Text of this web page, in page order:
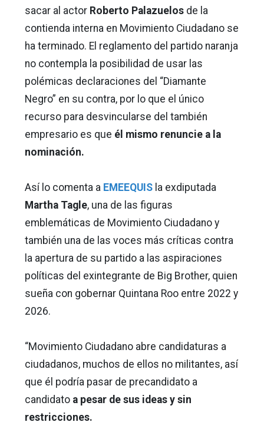
sacar al actor Roberto Palazuelos de la
contienda interna en Movimiento Ciudadano se
ha terminado. El reglamento del partido naranja
no contempla la posibilidad de usar las
polémicas declaraciones del “Diamante
Negro” en su contra, por lo que el único
recurso para desvincularse del también
empresario es que él mismo renuncie a la
nominación.
Así lo comenta a EMEEQUIS la exdiputada
Martha Tagle, una de las figuras
emblemáticas de Movimiento Ciudadano y
también una de las voces más críticas contra
la apertura de su partido a las aspiraciones
políticas del exintegrante de Big Brother, quien
sueña con gobernar Quintana Roo entre 2022 y
2026.
“Movimiento Ciudadano abre candidaturas a
ciudadanos, muchos de ellos no militantes, así
que él podría pasar de precandidato a
candidato a pesar de sus ideas y sin
restricciones.